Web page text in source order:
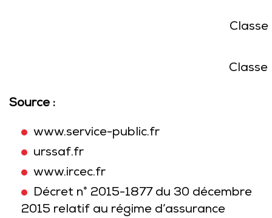
Classe
Classe
Source :
www.service-public.fr
urssaf.fr
www.ircec.fr
Décret n° 2015-1877 du 30 décembre
2015 relatif au régime d’assurance